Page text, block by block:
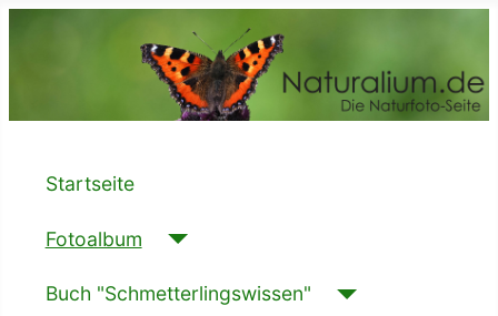
Startseite
Fotoalbum
Buch "Schmetterlingswissen"